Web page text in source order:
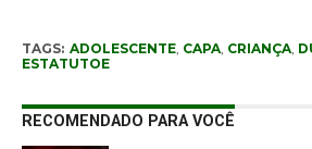
TAGS: ADOLESCENTE, CAPA, CRIANÇA,
ESTATUTOE
RECOMENDADO PARA VOCÊ